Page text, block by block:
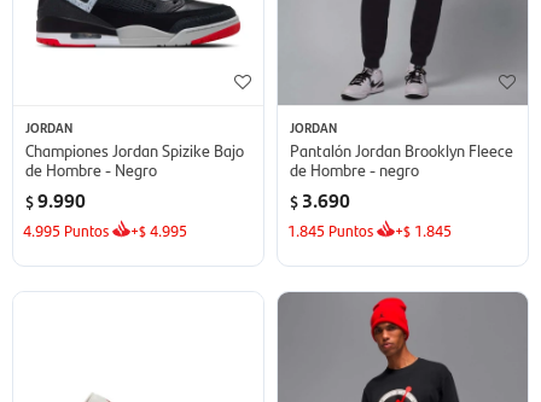
JORDAN
Championes Jordan Spizike Bajo
de Hombre - Negro
$9.990
4.995 Puntos +$4.995
JORDAN
Pantalón Jordan Brooklyn Fleece
de Hombre - negro
$ 3.690
1.845 Puntos +$ 1.845